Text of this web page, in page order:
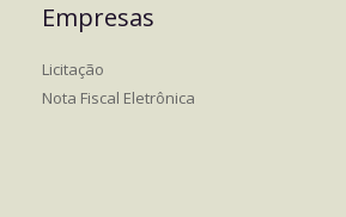
Empresas
Licitação
Nota Fiscal Eletrônica